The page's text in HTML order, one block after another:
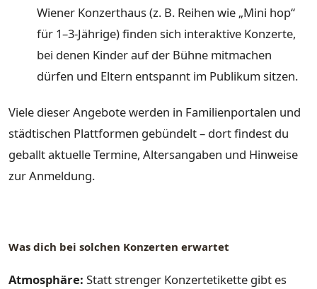
Wiener Konzerthaus (z. B. Reihen wie „Mini hop“
für 1–3-Jährige) finden sich interaktive Konzerte,
bei denen Kinder auf der Bühne mitmachen
dürfen und Eltern entspannt im Publikum sitzen.
Viele dieser Angebote werden in Familienportalen und
städtischen Plattformen gebündelt – dort findest du
geballt aktuelle Termine, Altersangaben und Hinweise
zur Anmeldung.
Was dich bei solchen Konzerten erwartet
Atmosphäre: Statt strenger Konzertetikette gibt es